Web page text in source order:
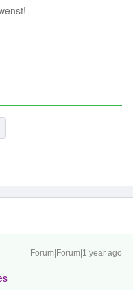
Forum|Forum|1 year ago